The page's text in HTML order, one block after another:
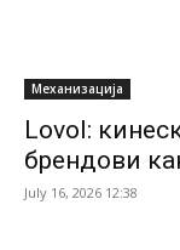
Механизација
Lovol:
брендови
July 16, 2026 12:38